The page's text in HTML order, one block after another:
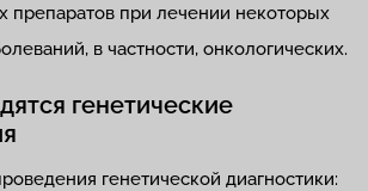
препаратов при лечении некоторых
в частности, онкологических.
генетические
генетической диагностики: